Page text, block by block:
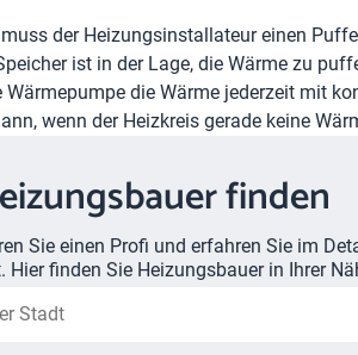
der Heizungsinstallateur einen
ist in der Lage, die Wärme zu
Wärmepumpe die Wärme jederzeit mit
wenn der Heizkreis gerade keine
finden
Sie einen Profi und erfahren Sie im
Hier finden Sie Heizungsbauer in Ihrer